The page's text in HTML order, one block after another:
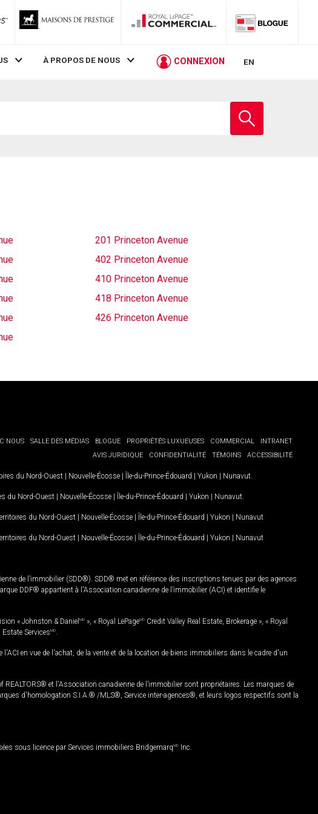
RLP
À PROPOS DE NOUS CONNEXION EN
201 Princeton Avenue
402 Princeton Avenue
410 Princeton Avenue
418 Princeton Avenue
426 Princeton Avenue
NOUS SALLE DES MÉDIAS BLOGUE PROPRIÉTÉS LUXUEUSES COMMERCIAL
INTRANET
AVIS JURIDIQUE
CONFIDENTIALITÉ TÉMOINS ACCESSIBILITÉ
du Nord-Ouest | Nouvelle-Écosse | Île-du-Prince-Édouard | Yukon | Nunavut
du Nord-Ouest | Nouvelle-Écosse | Île-du-Prince-Édouard | Yukon | Nunavut
du Nord-Ouest | Nouvelle-Écosse | Île-du-Prince-Édouard | Yukon | Nunavut
du Nord-Ouest | Nouvelle-Écosse | Île-du-Prince-Édouard | Yukon | Nunavut
de l’immobilier (SDD®). SDD® met en référence des inscriptions tenues par des agences
DDF® appartient à l'Association canadienne de l’immobilier (ACI) et identifie le
« Johnston & Daniel MD », « Royal LePageMD Credit Valley Real Estate, Brokerage », « Royal
ServicesMD
en vue de l'achat, de la vente et de la location de biens immobiliers dans le cadre d'un
et l'Association canadienne de l’immobilier sont propriétaires. Les marques de
d'homologation S.I.A.® /MLS®, Service inter-agences®, et leurs logos respectifs sont la
sous licence par Services immobiliers BridgemarqMD Inc.